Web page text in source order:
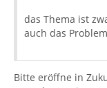
das Thema ist
auch das
Bitte eröffne in